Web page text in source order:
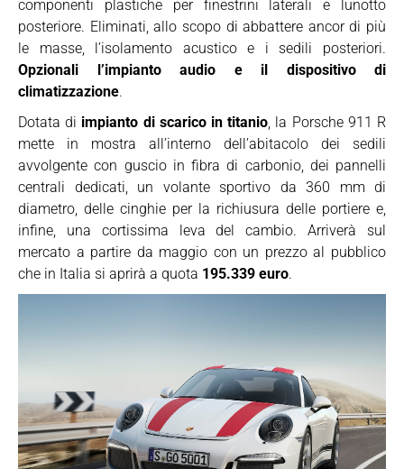
componenti plastiche per finestrini laterali e lunotto
posteriore. Eliminati, allo scopo di abbattere ancor di più
le masse, l’isolamento acustico e i sedili posteriori.
Opzionali l’impianto audio e il dispositivo di
climatizzazione.
Dotata di impianto di scarico in titanio, la Porsche 911 R
mette in mostra all’interno dell’abitacolo dei sedili
avvolgente con guscio in fibra di carbonio, dei pannelli
centrali dedicati, un volante sportivo da 360 mm di
diametro, delle cinghie per la richiusura delle portiere e,
infine, una cortissima leva del cambio. Arriverà sul
mercato a partire da maggio con un prezzo al pubblico
che in Italia si aprirà a quota 195.339 euro.